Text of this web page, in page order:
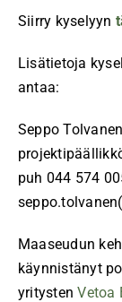
Siirry kyselyyn
Lisätietoja
antaa:
Seppo Tolvanen
puh 044 574
Maaseudun
käynnistänyt
yritystenVetoa